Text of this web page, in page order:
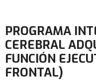
PROGRAMA
CEREBRAL
FUNCIÓN
FRONTAL)